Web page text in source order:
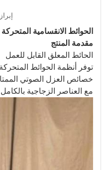
الحوائط الانقسامية
مقدمة المنتج
الحائط المعلق القابل للعمل
توفر أنظمة الحوائط
خصائص العزل الصوتي
مع العناصر الزجاجية